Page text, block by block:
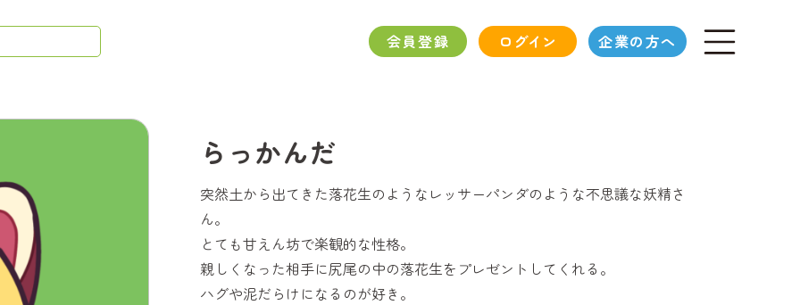
会員登録 ログイン 企業の方へ
らっかんだ
突然土から出てきた落花生のようなレッサーパンダのような不思議な妖精さ
ん。
とても甘えん坊で楽観的な性格。
親しくなった相手に尻尾の中の落花生をプレゼントしてくれる。
ハグや泥だらけになるのが好き。